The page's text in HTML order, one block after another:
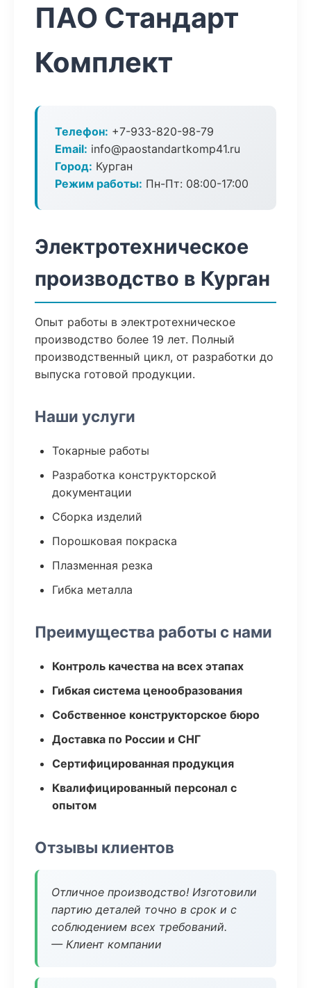
ПАО Стандарт
Комплект
Телефон: +7-933-820-98-79
Email: info@paostandartkomp41.ru
Город: Курган
Режим работы: Пн-Пт: 08:00-17:00
Электротехническое
производство в Курган
Опыт работы в электротехническое
производство более 19 лет. Полный
производственный цикл, от разработки до
выпуска готовой продукции.
Наши услуги
Токарные работы
Разработка конструкторской
документации
Сборка изделий
Порошковая покраска
Плазменная резка
Гибка металла
Преимущества работы с нами
Контроль качества на всех этапах
Гибкая система ценообразования
Собственное конструкторское бюро
Доставка по России и СНГ
Сертифицированная продукция
Квалифицированный персонал с
опытом
Отзывы клиентов
Отличное производство! Изготовили
партию деталей точно в срок и с
соблюдением всех требований.
— Клиент компании